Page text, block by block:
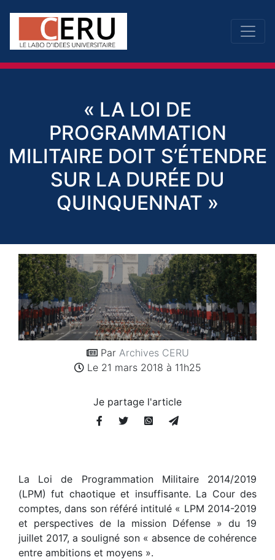
« LA LOI DE
PROGRAMMATION
MILITAIRE DOIT S’ÉTENDRE
SUR LA DURÉE DU
QUINQUENNAT »
Par Archives CERU
Le 21 mars 2018 à 11h25
Je partage l'article
La Loi de Programmation Militaire 2014/2019
(LPM) fut chaotique et insuffisante. La Cour des
comptes, dans son référé intitulé « LPM 2014-2019
et perspectives de la mission Défense » du 19
juillet 2017, a souligné son « absence de cohérence
entre ambitions et moyens ».